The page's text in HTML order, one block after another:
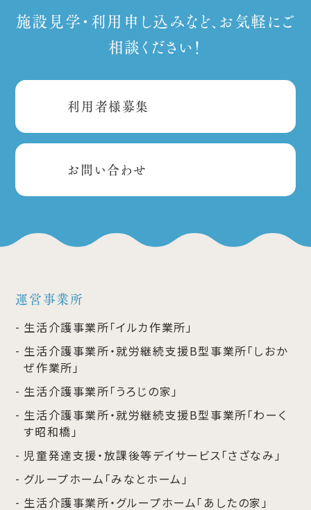
施設見学・利用申し込みなど、お気軽にご
相談ください！
利用者様募集
お問い合わせ
運営事業所
生活介護事業所「イルカ作業所」
生活介護事業所・就労継続支援B型事業所「しおか
ぜ作業所」
生活介護事業所「うろじの家」
生活介護事業所・就労継続支援B型事業所「わーく
す昭和橋」
児童発達支援・放課後等デイサービス「さざなみ」
グループホーム「みなとホーム」
生活介護事業所・グループホーム「あしたの家」